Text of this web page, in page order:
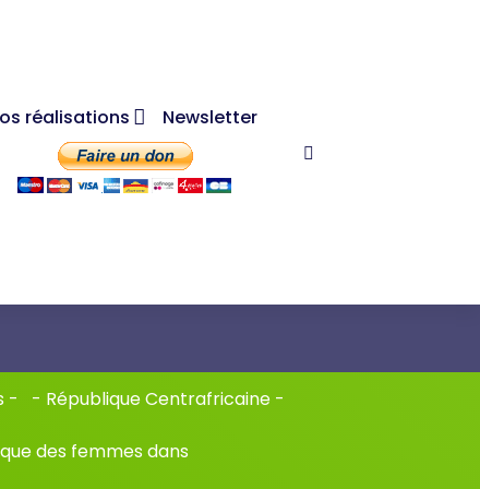
réalisations Newsletter
- - République Centrafricaine -
des femmes dans